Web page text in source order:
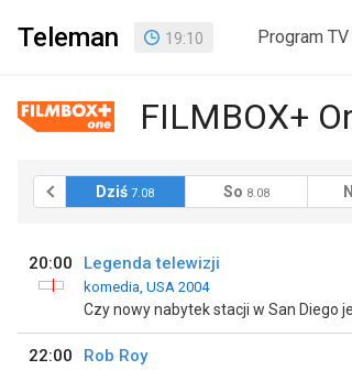
Teleman 19:10 Program TV
FILMBOX+
6.08 Dziś 7.08 So 8.08
20:00 Legenda telewizji
komedia, USA 2004
Czy nowy nabytek stacji w San Diego
22:00 Rob Roy